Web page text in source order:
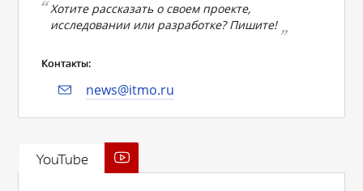
Хотите рассказать о своем проекте,
исследовании или разработке? Пишите!
Контакты:
news@itmo.ru
YouTube